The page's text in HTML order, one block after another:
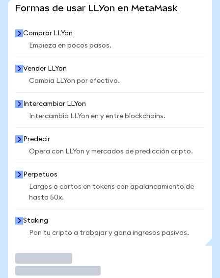
Formas de usar LLYon en MetaMask
Comprar LLYon
Empieza en pocos pasos.
Vender LLYon
Cambia LLYon por efectivo.
Intercambiar LLYon
Intercambia LLYon en y entre blockchains.
Predecir
Opera con LLYon y mercados de predicción cripto.
Perpetuos
Largos o cortos en tokens con apalancamiento de
hasta 50x.
Staking
Pon tu cripto a trabajar y gana ingresos pasivos.